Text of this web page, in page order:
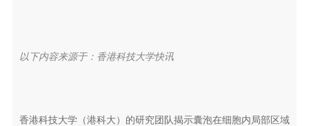
以下内容来源于：香港科技大学快讯
香港科技大学（港科大）的研究团队揭示囊泡在细胞内局部区域